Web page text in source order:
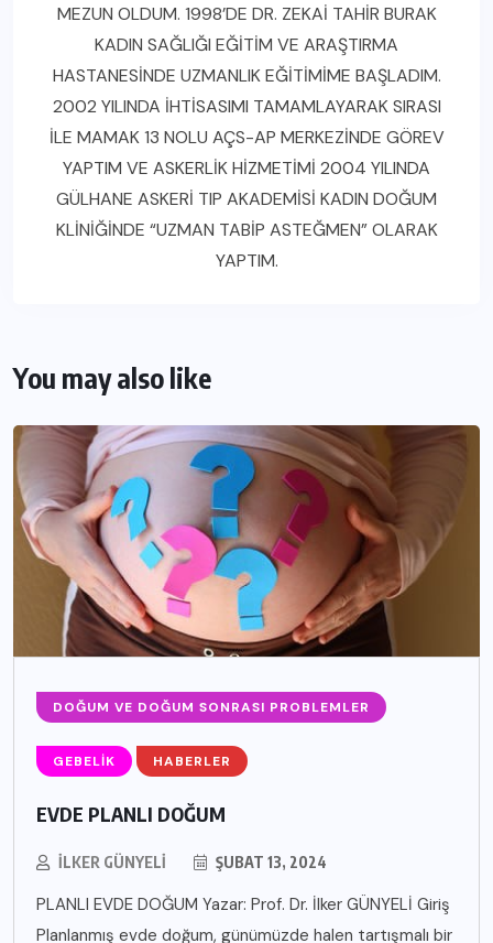
MEZUN OLDUM. 1998’DE DR. ZEKAİ TAHİR BURAK
KADIN SAĞLIĞI EĞİTİM VE ARAŞTIRMA
HASTANESİNDE UZMANLIK EĞİTİMİME BAŞLADIM.
2002 YILINDA İHTİSASIMI TAMAMLAYARAK SIRASI
İLE MAMAK 13 NOLU AÇS-AP MERKEZİNDE GÖREV
YAPTIM VE ASKERLİK HİZMETİMİ 2004 YILINDA
GÜLHANE ASKERİ TIP AKADEMİSİ KADIN DOĞUM
KLİNİĞİNDE “UZMAN TABİP ASTEĞMEN” OLARAK
YAPTIM.
You may also like
DOĞUM VE DOĞUM SONRASI PROBLEMLER
GEBELIK HABERLER
EVDE PLANLI DOĞUM
İLKER GÜNYELI ŞUBAT 13, 2024
PLANLI EVDE DOĞUM Yazar: Prof. Dr. İlker GÜNYELİ Giriş
Planlanmış evde doğum, günümüzde halen tartışmalı bir